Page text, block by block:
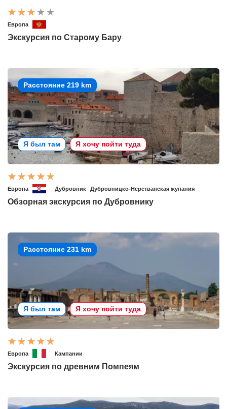
Европа
Экскурсия по Старому Бару
Расстояние 219 km
Я был там Я хочу пойти туда
Европа Дубровник Дубровницко-Неретванская жупания
Обзорная экскурсия по Дубровнику
Расстояние 231 km
Я был там Я хочу пойти туда
Европа Кампании
Экскурсия по древним Помпеям